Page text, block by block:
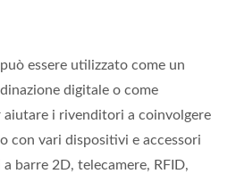
essere utilizzato come un
digitale o come
aiutare i rivenditori a coinvolgere
con vari dispositivi e accessori
barre 2D, telecamere, RFID,